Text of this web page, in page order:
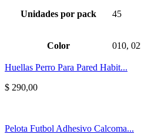
Unidades por pack 45
Color 010,
Huellas Perro Para Pared Habit...
$ 290,00
Pelota Futbol Adhesivo Calcoma...